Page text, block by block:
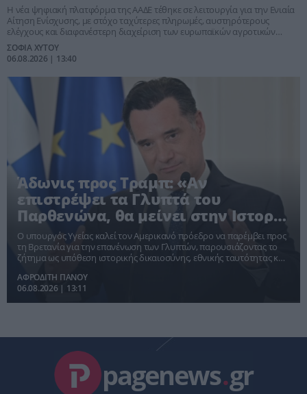
Η νέα ψηφιακή πλατφόρμα της ΑΑΔΕ τέθηκε σε λειτουργία για την Ενιαία
Αίτηση Ενίσχυσης, με στόχο ταχύτερες πληρωμές, αυστηρότερους
ελέγχους και διαφανέστερη διαχείριση των ευρωπαϊκών αγροτικών
πόρων.
ΣΟΦΙΑ ΧΥΤΟΥ
06.08.2026 | 13:40
Άδωνις προς Τραμπ: «Αν
επιστρέψει τα Γλυπτά του
Παρθενώνα, θα μείνει στην Ιστορία
για χιλιάδες χρόνια»
Ο υπουργός Υγείας καλεί τον Αμερικανό πρόεδρο να παρέμβει προς
τη Βρετανία για την επανένωση των Γλυπτών, παρουσιάζοντας το
ζήτημα ως υπόθεση ιστορικής δικαιοσύνης, εθνικής ταυτότητας και
ΑΦΡΟΔΙΤΗ ΠΑΝΟΥ
06.08.2026 | 13:11
pagenews.gr